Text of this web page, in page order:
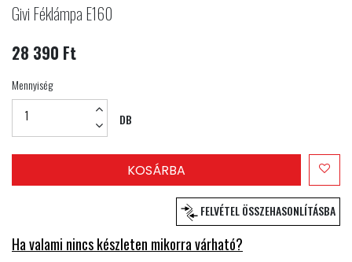
Givi Féklámpa E160
28 390 Ft
Mennyiség
DB
KOSÁRBA
FELVÉTEL ÖSSZEHASONLÍTÁSBA
Ha valami nincs készleten mikorra várható?